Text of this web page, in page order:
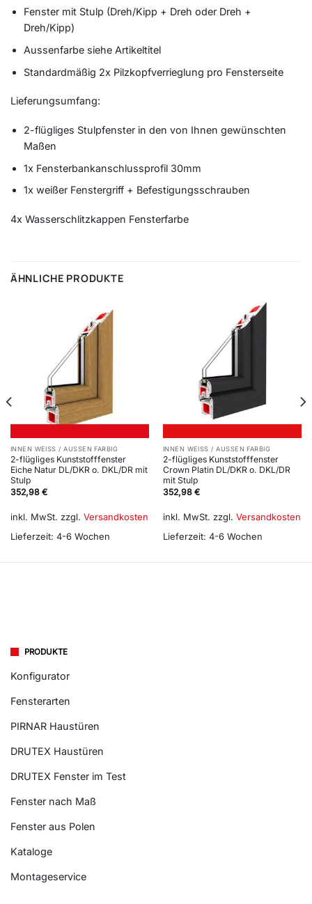
Fenster mit Stulp (Dreh/Kipp + Dreh oder Dreh +
Dreh/Kipp)
Aussenfarbe siehe Artikeltitel
Standardmäßig 2x Pilzkopfverrieglung pro Fensterseite
Lieferungsumfang:
2-flügliges Stulpfenster in den von Ihnen gewünschten
Maßen
1x Fensterbankanschlussprofil 30mm
1x weißer Fenstergriff + Befestigungsschrauben
4x Wasserschlitzkappen Fensterfarbe
ÄHNLICHE PRODUKTE
INNEN WEISS / AUSSEN FARBIG
2-flügliges Kunststofffenster
Eiche Natur DL/DKR o. DKL/DR mit
Stulp
352,98 €
inkl. MwSt. zzgl. Versandkosten
Lieferzeit: 4-6 Wochen
INNEN WEISS / AUSSEN FARBIG
2-flügliges Kunststofffenster
Crown Platin DL/DKR o. DKL/DR
mit Stulp
352,98 €
inkl. MwSt. zzgl. Versandkosten
Lieferzeit: 4-6 Wochen
PRODUKTE
Konfigurator
Fensterarten
PIRNAR Haustüren
DRUTEX Haustüren
DRUTEX Fenster im Test
Fenster nach Maß
Fenster aus Polen
Kataloge
Montageservice